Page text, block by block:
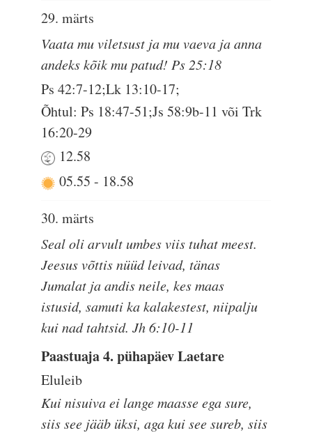
29. märts
Vaata mu viletsust ja mu vaeva ja anna
andeks kõik mu patud! Ps 25:18
Ps 42:7-12;Lk 13:10-17;
Õhtul: Ps 18:47-51;Js 58:9b-11 või Trk
16:20-29
12.58
05.55- 18.58
30. märts
Seal oli arvult umbes viis tuhat meest.
Jeesus võttis nüüd leivad, tänas
Jumalat ja andis neile, kes maas
istusid, samuti ka kalakestest, niipalju
kui nad tahtsid. Jh 6:10-11
Paastuaja 4. pühapäev Laetare
Eluleib
Kui nisuiva ei lange maasse ega sure,
siis see jääb üksi, aga kui see sureb, siis